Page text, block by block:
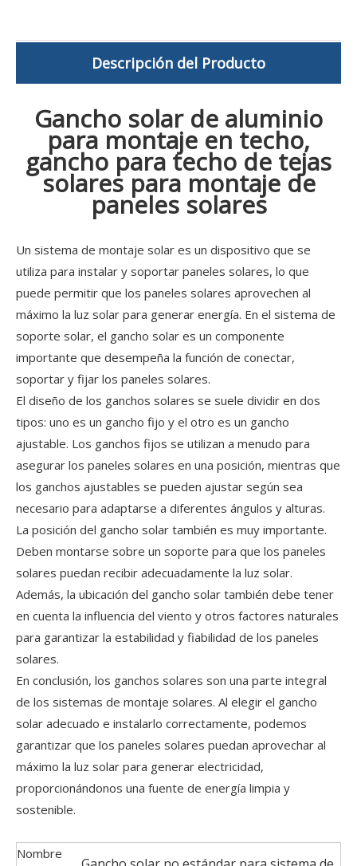
Descripción del Producto
Gancho solar de aluminio
para montaje en techo,
gancho para techo de tejas
solares para montaje de
paneles solares
Un sistema de montaje solar es un dispositivo que se
utiliza para instalar y soportar paneles solares, lo que
puede permitir que los paneles solares aprovechen al
máximo la luz solar para generar energía. En el sistema de
soporte solar, el gancho solar es un componente
importante que desempeña la función de conectar,
soportar y fijar los paneles solares.
El diseño de los ganchos solares se suele dividir en dos
tipos: uno es un gancho fijo y el otro es un gancho
ajustable. Los ganchos fijos se utilizan a menudo para
asegurar los paneles solares en una posición, mientras que
los ganchos ajustables se pueden ajustar según sea
necesario para adaptarse a diferentes ángulos y alturas.
La posición del gancho solar también es muy importante.
Deben montarse sobre un soporte para que los paneles
solares puedan recibir adecuadamente la luz solar.
Además, la ubicación del gancho solar también debe tener
en cuenta la influencia del viento y otros factores naturales
para garantizar la estabilidad y fiabilidad de los paneles
solares.
En conclusión, los ganchos solares son una parte integral
de los sistemas de montaje solares. Al elegir el gancho
solar adecuado e instalarlo correctamente, podemos
garantizar que los paneles solares puedan aprovechar al
máximo la luz solar para generar electricidad,
proporcionándonos una fuente de energía limpia y
sostenible.
Nombre